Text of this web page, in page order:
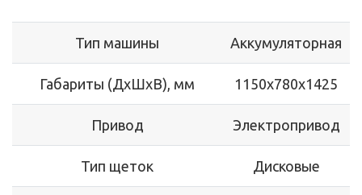
Тип машины Аккумуляторная
Габариты (ДхШхВ), мм 1150х780х1425
Привод Электропривод
Тип щеток Дисковые